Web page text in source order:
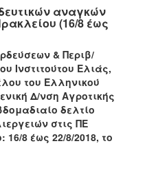
αναγκών
(16/8 έως
& Περιβ/
Ινστιτούτου Ελιάς,
του Ελληνικού
Δ/νση Αγροτικής
δελτίο
στις ΠΕ
16/8 έως 22/8/2018, το